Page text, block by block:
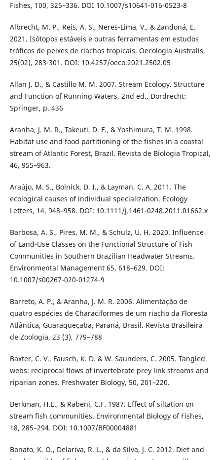
Fishes, 100, 325–336. DOI 10.1007/s10641-016-0523-8
Albrecht, M. P., Reis, A. S., Neres-Lima, V., & Zandoná, E.
2021. Isótopos estáveis e outras ferramentas em estudos
tróficos de peixes de riachos tropicais. Oecologia Australis,
25(02), 283-301. DOI: 10.4257/oeco.2021.2502.05
Allan J. D., & Castillo M. M. 2007. Stream Ecology. Structure
and Function of Running Waters, 2nd ed., Dordrecht:
Springer, p. 436
Aranha, J. M. R., Takeuti, D. F., & Yoshimura, T. M. 1998.
Habitat use and food partitioning of the fishes in a coastal
stream of Atlantic Forest, Brazil. Revista de Biologia Tropical,
46, 955–963.
Araújo, M. S., Bolnick, D. I., & Layman, C. A. 2011. The
ecological causes of individual specialization. Ecology
Letters, 14, 948–958. DOI: 10.1111/j.1461-0248.2011.01662.x
Barbosa, A. S., Pires, M. M., & Schulz, U. H. 2020. Influence
of Land-Use Classes on the Functional Structure of Fish
Communities in Southern Brazilian Headwater Streams.
Environmental Management 65, 618–629. DOI:
10.1007/s00267-020-01274-9
Barreto, A. P., & Aranha, J. M. R. 2006. Alimentação de
quatro espécies de Characiformes de um riacho da Floresta
Atlântica, Guaraqueçaba, Paraná, Brasil. Revista Brasileira
de Zoologia, 23 (3), 779–788
Baxter, C. V., Fausch, K. D. & W. Saunders, C. 2005. Tangled
webs: reciprocal flows of invertebrate prey link streams and
riparian zones. Freshwater Biology, 50, 201–220.
Berkman, H.E., & Rabeni, C.F. 1987. Effect of siltation on
stream fish communities. Environmental Biology of Fishes,
18, 285–294. DOI: 10.1007/BF00004881
Bonato, K. O., Delariva, R. L., & da Silva, J. C. 2012. Diet and